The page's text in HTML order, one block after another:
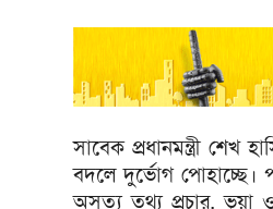
সাবেক প্রধানমন্ত্রী শেখ
বদলে দুর্ভোগ পোহাচ্ছে।
অসত্য তথ্য প্রচার, ভুয়া